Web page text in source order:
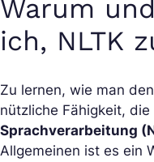
Warum
ich, NLTK
Zu lernen, wie man
nützliche Fähigkeit, die
Sprachverarbeitung
Allgemeinen ist es ein